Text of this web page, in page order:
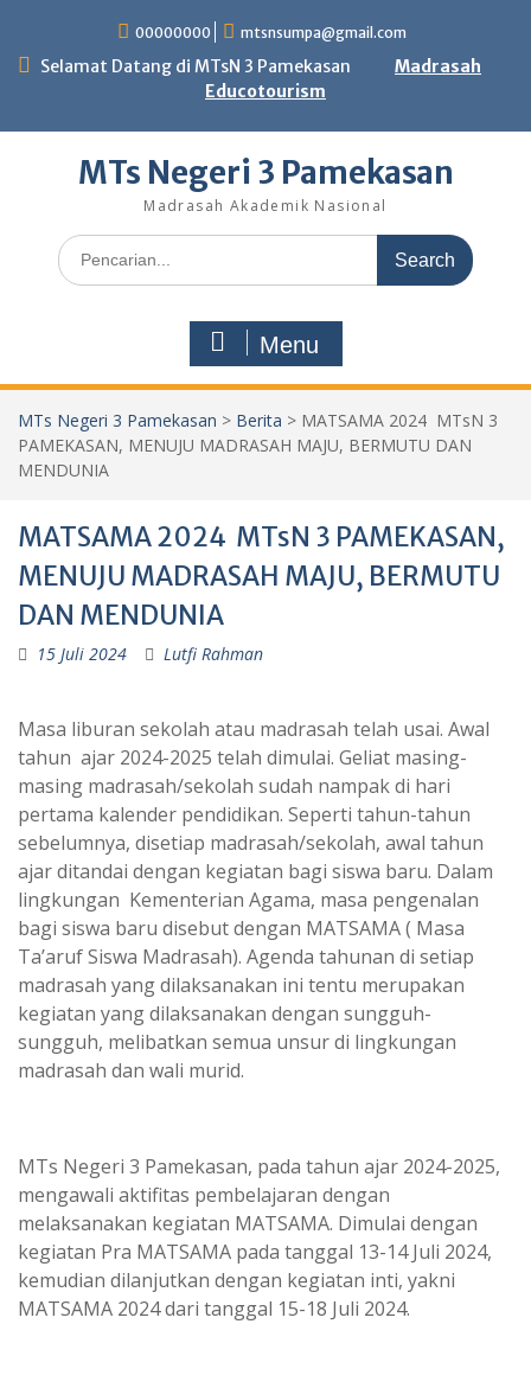
content
00000000 mtsnsumpa@gmail.com
Selamat Datang di MTsN 3 Pamekasan
Madrasah
Educotourism
MTs Negeri 3 Pamekasan
Madrasah Akademik Nasional
Search
for:
Menu
MTs Negeri 3 Pamekasan > Berita > MATSAMA 2024 MTsN 3
PAMEKASAN, MENUJU MADRASAH MAJU, BERMUTU DAN
MENDUNIA
MATSAMA 2024 MTsN 3 PAMEKASAN,
MENUJU MADRASAH MAJU, BERMUTU
DAN MENDUNIA
15 Juli 2024 Lutfi Rahman
Masa liburan sekolah atau madrasah telah usai. Awal
tahun ajar 2024-2025 telah dimulai. Geliat masing-
masing madrasah/sekolah sudah nampak di hari
pertama kalender pendidikan. Seperti tahun-tahun
sebelumnya, disetiap madrasah/sekolah, awal tahun
ajar ditandai dengan kegiatan bagi siswa baru. Dalam
lingkungan Kementerian Agama, masa pengenalan
bagi siswa baru disebut dengan MATSAMA ( Masa
Ta’aruf Siswa Madrasah). Agenda tahunan di setiap
madrasah yang dilaksanakan ini tentu merupakan
kegiatan yang dilaksanakan dengan sungguh-
sungguh, melibatkan semua unsur di lingkungan
madrasah dan wali murid.
MTs Negeri 3 Pamekasan, pada tahun ajar 2024-2025,
mengawali aktifitas pembelajaran dengan
melaksanakan kegiatan MATSAMA. Dimulai dengan
kegiatan Pra MATSAMA pada tanggal 13-14 Juli 2024,
kemudian dilanjutkan dengan kegiatan inti, yakni
MATSAMA 2024 dari tanggal 15-18 Juli 2024.